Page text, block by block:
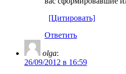
[Цитировать]
Ответить
olga:
26/09/2012 в 16:59